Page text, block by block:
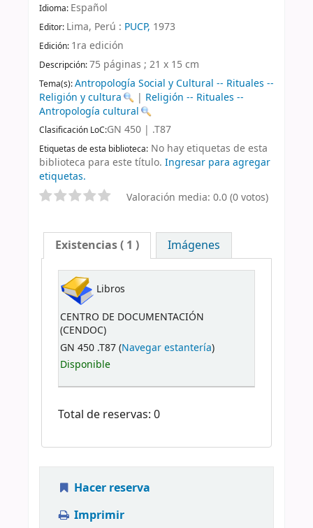
Idioma: Español
Editor: Lima, Perú : PUCP, 1973
Edición: 1ra edición
Descripción:75 páginas ; 21 x 15 cm
Tema(s):Antropología Social y Cultural -- Rituales --
Religión y cultura
| Religión -- Rituales --
Antropología cultural
Clasificación LoC:GN 450 | .T87
Etiquetas de esta biblioteca: No hay etiquetas de esta
biblioteca para este título. Ingresar para agregar
etiquetas.
Valoración media: 0.0 (0 votos)
Existencias( 1 ) Imágenes
Libros
CENTRO DE DOCUMENTACIÓN
(CENDOC)
GN 450 .T87 (Navegar estantería)
Disponible
Total de reservas: 0
Hacer reserva
Imprimir